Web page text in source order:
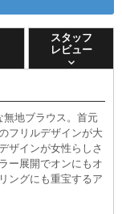
スタッフ
レビュー
無地ブラウス。首元
フリルデザインが大
ザインが女性らしさ
ー展開でオンにもオ
ングにも重宝するア